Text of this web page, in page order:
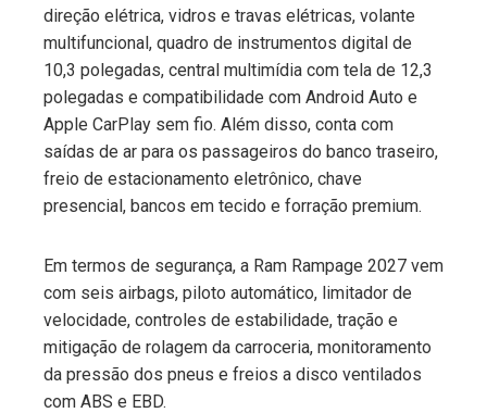
direção elétrica, vidros e travas elétricas, volante
multifuncional, quadro de instrumentos digital de
10,3 polegadas, central multimídia com tela de 12,3
polegadas e compatibilidade com Android Auto e
Apple CarPlay sem fio. Além disso, conta com
saídas de ar para os passageiros do banco traseiro,
freio de estacionamento eletrônico, chave
presencial, bancos em tecido e forração premium.
Em termos de segurança, a Ram Rampage 2027 vem
com seis airbags, piloto automático, limitador de
velocidade, controles de estabilidade, tração e
mitigação de rolagem da carroceria, monitoramento
da pressão dos pneus e freios a disco ventilados
com ABS e EBD.